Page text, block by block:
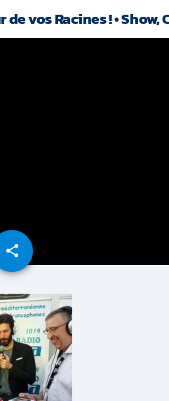
de vos Racines ! •
share
email